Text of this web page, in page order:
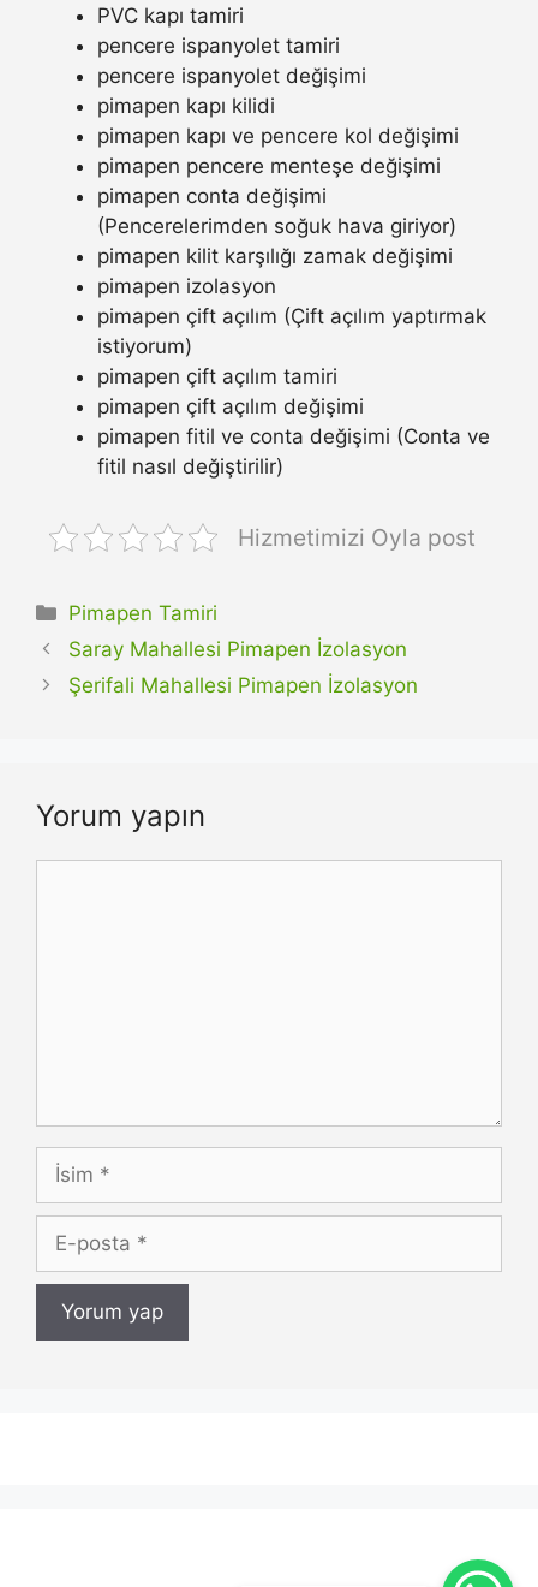
PVC kapı tamiri
pencere ispanyolet tamiri
pencere ispanyolet değişimi
pimapen kapı kilidi
pimapen kapı ve pencere kol değişimi
pimapen pencere menteşe değişimi
pimapen conta değişimi
(Pencerelerimden soğuk hava giriyor)
pimapen kilit karşılığı zamak değişimi
pimapen izolasyon
pimapen çift açılım (Çift açılım yaptırmak
istiyorum)
pimapen çift açılım tamiri
pimapen çift açılım değişimi
pimapen fitil ve conta değişimi (Conta ve
fitil nasıl değiştirilir)
Hizmetimizi Oyla post
Kategoriler
Pimapen Tamiri
Saray Mahallesi Pimapen İzolasyon
Şerifali Mahallesi Pimapen İzolasyon
Yorum yapın
İsim
posta